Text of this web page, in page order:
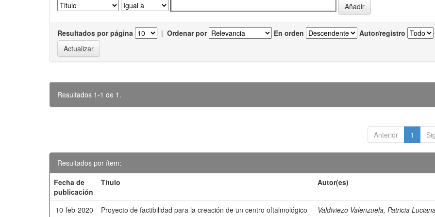
Resultados por página | Ordenar por En orden Autor/registro
Resultados 1-1 de 1.
Anterior 1
Resultados por ítem:
Fecha de
publicación
Título Autor(es)
10-feb-2020
Proyecto de factibilidad para la creación de un centro oftalmológico
Valdiviezo Valenzuela, Patricia